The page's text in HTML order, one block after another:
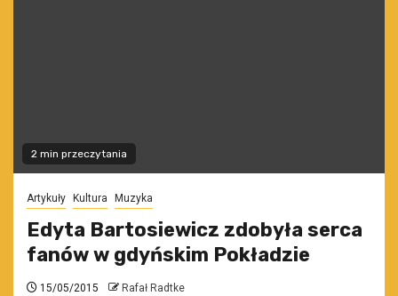
2 min przeczytania
Artykuły Kultura Muzyka
Edyta Bartosiewicz zdobyła serca
fanów w gdyńskim Pokładzie
15/05/2015 Rafał Radtke